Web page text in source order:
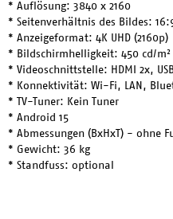
* Auflösung: 3840 x 2160
* Seitenverhältnis des Bildes:
* Anzeigeformat: 4K UHD (2160p)
* Bildschirmhelligkeit: 450 cd/m²
* Videoschnittstelle: HDMI 2x,
* Konnektivität: Wi-Fi, LAN,
* TV-Tuner: Kein Tuner
* Android 15
* Abmessungen (BxHxT) - ohne
* Gewicht: 36 kg
* Standfuss: optional